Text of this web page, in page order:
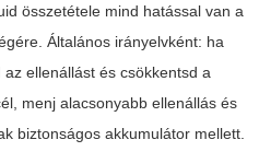
összetétele mind hatással van a
Általános irányelvként: ha
ellenállást és csökkentsd a
menj alacsonyabb ellenállás és
biztonságos akkumulátor mellett.